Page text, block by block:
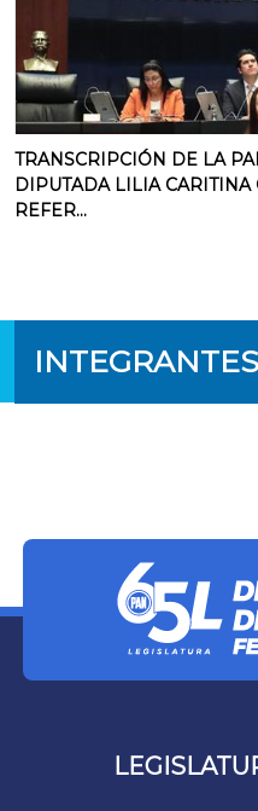
TRANSCRIPCIÓN DE LA
DIPUTADA LILIA CARITINA
REFER...